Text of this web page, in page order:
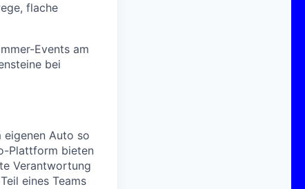
flache
Events am
bei
Auto so
Plattform bieten
Verantwortung
eines Teams